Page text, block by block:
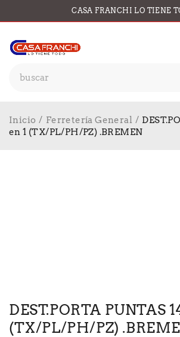
CASA FRANCHI LO TIENE
Inicio / Ferretería General /
en 1 (TX/PL/PH/PZ) .BREMEN
DEST.PORTA PUNTAS
(TX/PL/PH/PZ)